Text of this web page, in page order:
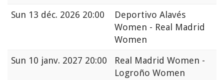
Sun 13 déc. 2026 20:00
Deportivo Alavés
Women - Real Madrid
Women
Sun 10 janv. 2027 20:00
Real Madrid Women -
Logroño Women